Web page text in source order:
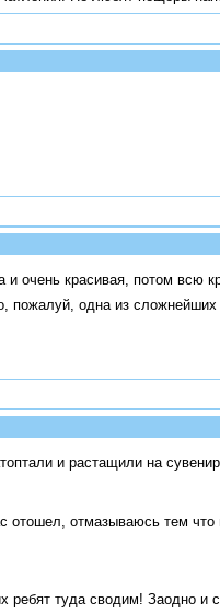
очень красивая, потом всю
пожалуй, одна из
и растащили на
отошел, отмазываюсь тем
туда сводим! Заодно и